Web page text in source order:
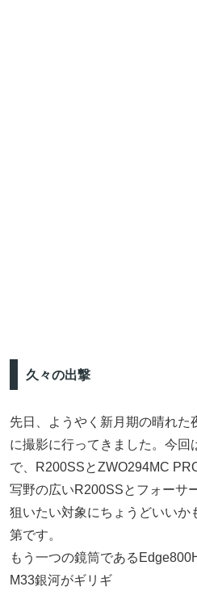
久々の出撃
先日、ようやく新月期の晴れた
に撮影に行ってきました。今回
で、R200SSとZWO294MC
写野の広いR200SSとフォーサ
狙いたい対象にちょうどいいか
第です。
もう一つの鏡筒である
M33銀河がギリギ